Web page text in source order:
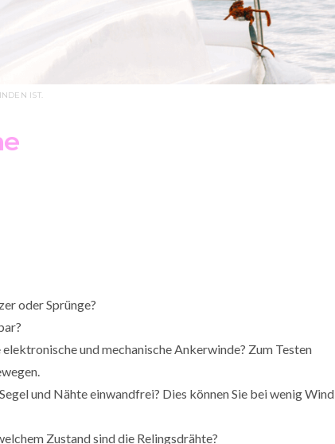
IST.
oder Sprünge?
und mechanische Ankerwinde? Zum Testen
und Nähte einwandfrei? Dies können Sie bei wenig Wind
Zustand sind die Relingsdrähte?